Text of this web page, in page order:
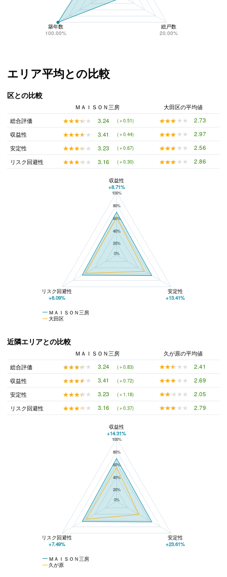
築年数
100.00%
総戸数
20.00%
エリア平均との比較
区との比較
ＭＡＩＳＯＮ三房
大田区の平均値
総合評価
★★★★★
★★★★★ 3.24 (＋0.51) ★★★★★
★★★★★
2.73
収益性
★★★★★
★★★★★ 3.41 (＋0.44) ★★★★★
★★★★★
2.97
安定性
★★★★★
★★★★★ 3.23 (＋0.67) ★★★★★
★★★★★
2.56
リスク回避性
★★★★★
★★★★★ 3.16 (＋0.30) ★★★★★
★★★★★ 2.86
ＭＡＩＳＯＮ三房と大田区の平均値の総合評価の比較
100%
80%
60%
40%
20%
0%
ＭＡＩＳＯＮ三房
大田区
収益性
+8.71%
リスク回避性
+6.09%
安定性
+13.41%
近隣エリアとの比較
ＭＡＩＳＯＮ三房
久が原の平均値
総合評価
★★★★★
★★★★★ 3.24 (＋0.83) ★★★★★
★★★★★
2.41
収益性
★★★★★
★★★★★ 3.41 (＋0.72) ★★★★★
★★★★★
2.69
安定性
★★★★★
★★★★★ 3.23 (＋1.18) ★★★★★
★★★★★
2.05
リスク回避性
★★★★★
★★★★★ 3.16 (＋0.37) ★★★★★
★★★★★ 2.79
ＭＡＩＳＯＮ三房と久が原の平均値の総合評価の比較
100%
80%
60%
40%
20%
0%
ＭＡＩＳＯＮ三房
久が原
収益性
+14.31%
リスク回避性
+7.49%
安定性
+23.61%